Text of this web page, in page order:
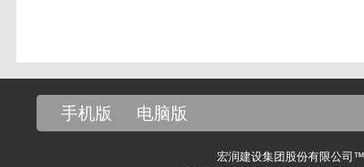
手机版 电脑版
宏润建设集团股份有限公司